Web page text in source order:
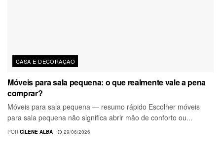
CASA E DECORAÇÃO
Móveis para sala pequena: o que realmente vale a pena
comprar?
Móveis para sala pequena — resumo rápido Escolher móveis
para sala pequena não significa abrir mão de conforto ou...
POR CILENE ALBA 29/06/2026